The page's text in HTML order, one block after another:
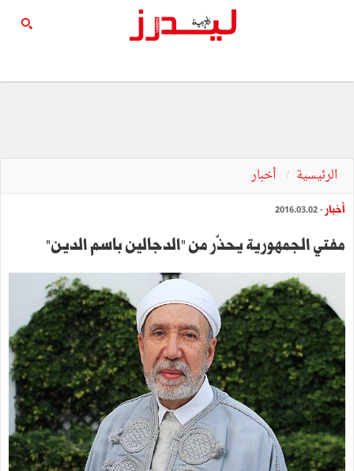
الرئيسية أخبار
أخبار - 2016.03.02
مفتي الجمهورية يحذّر من "الدجالين باسم الدين"